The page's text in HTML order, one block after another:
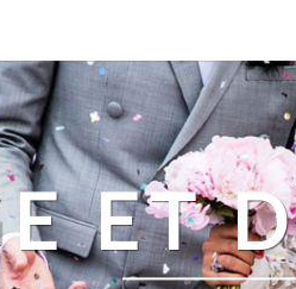
ET